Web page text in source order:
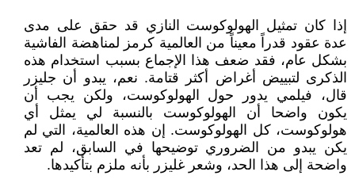
إذا كان تمثيل الهولوكوست النازي قد حقق على مدى
عدة عقود قدراً معيناً من العالمية كرمز لمناهضة الفاشية
بشكل عام، فقد ضعف هذا الإجماع بسبب استخدام هذه
الذكرى لتبييض أغراض أكثر قتامة. نعم، يبدو أن جليزر
قال، فيلمي يدور حول الهولوكوست، ولكن يجب أن
يكون واضحا أن الهولوكوست بالنسبة لي يمثل أي
هولوكوست، كل الهولوكوست. إن هذه العالمية، التي لم
يكن يبدو من الضروري توضيحها في السابق، لم تعد
واضحة إلى هذا الحد، وشعر غليزر بأنه ملزم بتأكيدها.